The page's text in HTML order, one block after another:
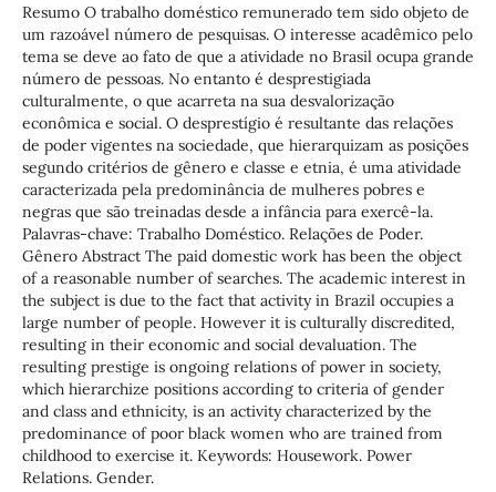
Resumo O trabalho doméstico remunerado tem sido objeto de
um razoável número de pesquisas. O interesse acadêmico pelo
tema se deve ao fato de que a atividade no Brasil ocupa grande
número de pessoas. No entanto é desprestigiada
culturalmente, o que acarreta na sua desvalorização
econômica e social. O desprestígio é resultante das relações
de poder vigentes na sociedade, que hierarquizam as posições
segundo critérios de gênero e classe e etnia, é uma atividade
caracterizada pela predominância de mulheres pobres e
negras que são treinadas desde a infância para exercê-la.
Palavras-chave: Trabalho Doméstico. Relações de Poder.
Gênero Abstract The paid domestic work has been the object
of a reasonable number of searches. The academic interest in
the subject is due to the fact that activity in Brazil occupies a
large number of people. However it is culturally discredited,
resulting in their economic and social devaluation. The
resulting prestige is ongoing relations of power in society,
which hierarchize positions according to criteria of gender
and class and ethnicity, is an activity characterized by the
predominance of poor black women who are trained from
childhood to exercise it. Keywords: Housework. Power
Relations. Gender.